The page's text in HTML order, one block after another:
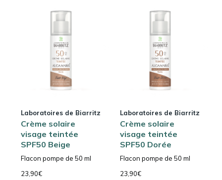
Laboratoires de Biarritz
Crème solaire
visage teintée
SPF50 Beige
Flacon pompe de 50 ml
23,90€
Laboratoires de Biarritz
Crème solaire
visage teintée
SPF50 Dorée
Flacon pompe de 50 ml
23,90€